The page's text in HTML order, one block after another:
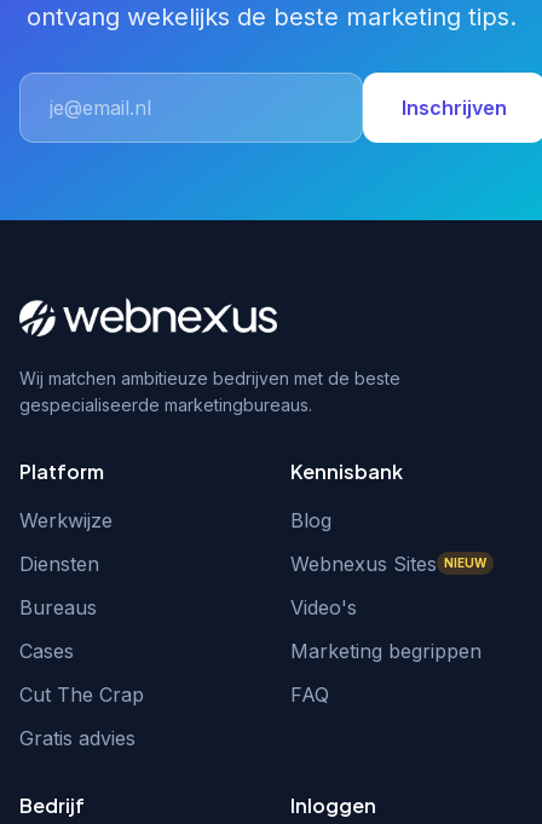
ontvang wekelijks de beste marketing tips.
Inschrijven
Wij matchen ambitieuze bedrijven met de beste
gespecialiseerde marketingbureaus.
Platform
Werkwijze
Diensten
Bureaus
Cases
Cut The Crap
Gratis advies
Kennisbank
Blog
Webnexus Sites NIEUW
Video's
Marketing begrippen
FAQ
Bedrijf Inloggen